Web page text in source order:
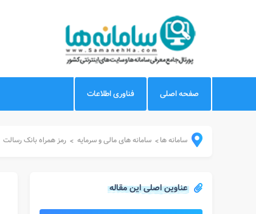
صفحه اصلی فناوری اطلاعات
سامانه ها> سامانه های مالی و سرمایه > رمز همراه بانک رسالت
عناوین اصلی این مقاله